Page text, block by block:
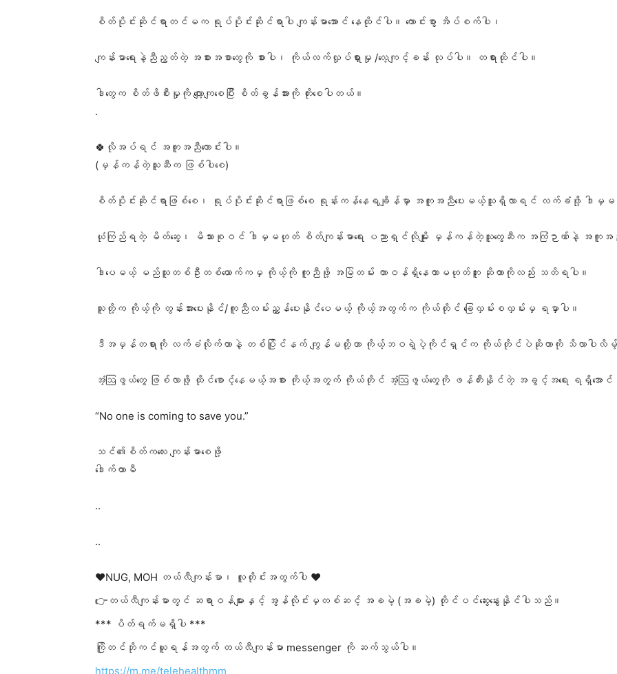
စိတ်ပိုင်းဆိုင်ရာတင်မက ရုပ်ပိုင်းဆိုင်ရာပါ ကျန်းမာအောင် နေထိုင်ပါ။ ကောင်းစွာ အိပ်စက်ပါ၊
ကျန်းမာရေးနဲ့ညီညွတ်တဲ့ အစားအစာတွေကို စားပါ၊ ကိုယ်လက်လှုပ်ရှားမှု /လေ့ကျင့်ခန်း လုပ်ပါ။ တရားထိုင်ပါ။
ဒါတွေက စိတ်ဖိစီးမှုကို လျော့ကျစေပြီး စိတ်ခွန်အားကို တိုးစေပါတယ်။
.
🍀လိုအပ်ရင် အကူအညီတောင်းပါ။
(မှန်ကန်တဲ့သူဆီက ဖြစ်ပါစေ)
စိတ်ပိုင်းဆိုင်ရာဖြစ်စေ၊ ရုပ်ပိုင်းဆိုင်ရာဖြစ်စေ ရုန်းကန်နေရချိန်မှာ အကူအညီပေးမယ့်သူရှိလာရင် လက်ခံဖို့ ဒါမှမဟု
ယုံကြည်ရတဲ့ မိတ်ဆွေ၊ မိသားစုဝင် ဒါမှမဟုတ် စိတ်ကျန်းမာရေး ပညာရှင်လိုမျိုး မှန်ကန်တဲ့သူတွေဆီက အကြံဉာဏ်နဲ့ အကူအညီ
ဒါပေမယ့် မည်သူတစ်ဦးတစ်ယောက်ကမှ ကိုယ့်ကို ကူညီဖို့ အမြဲတမ်း တာဝန်ရှိနေတာမဟုတ်ဘူး ဆိုတာကိုလည်း သတိရပါ။
သူတို့က ကိုယ့်ကို တွန်းအားပေးနိုင်/ကူညီလမ်းညွှန်ပေးနိုင်‌ပေမယ့် ကိုယ့်အတွက်က ကိုယ်တိုင် ခြေလှမ်းစလှမ်းမှ ရမှာပါ။
ဒီအမှန်တရားကို လက်ခံလိုက်တာနဲ့ တစ်ပြိုင်နက် ကျွန်မတို့ဟာ ကိုယ့်ဘဝရဲ့ပဲ့ကိုင်ရှင်က ကိုယ်တိုင်ပဲဆိုတာကို သိလာပါလိ
အံ့ဩဖွယ်တွေ ဖြစ်လာဖို့ ထိုင်စောင့်နေမယ့်အစား ကိုယ့်အတွက် ကိုယ်တိုင် အံ့ဩဖွယ်တွေကို ဖန်တီးနိုင်တဲ့ အခွင့်အရေး ရရှိအောင် ကြိုးစ
“No one is coming to save you.”
သင်၏စိတ်ကလေး ကျန်းမာစေဖို့
ဒေါက်တာမီ
..
..
❤️NUG, MOH တယ်လီကျန်းမာ၊ လူတိုင်းအတွက်ပါ ❤️
👉တယ်လီကျန်းမာတွင် ဆရာဝန်များနှင့် အွန်လိုင်းမှတစ်ဆင့် အခမဲ့ (အခမဲ့) တိုင်ပင်ဆွေးနွေးနိုင်ပါသည်။
*** ပိတ်ရက်မရှိပါ ***
ကြိုတင်ဘိုကင်ယူရန်အတွက် တယ်လီကျန်းမာ messenger ကို ဆက်သွယ်ပါ။
https://m.me/telehealthmm